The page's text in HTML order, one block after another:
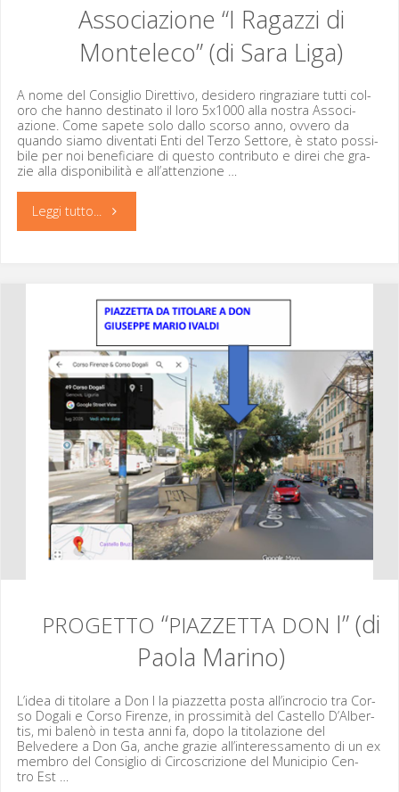
Associazione “I Ragazzi di
Monteleco” (di Sara Liga)
A nome del Con­siglio Diret­ti­vo, desidero ringraziare tut­ti col­
oro che han­no des­ti­na­to il loro 5x1000 alla nos­tra Asso­ci­
azione. Come sapete solo dal­lo scor­so anno, ovvero da
quan­do siamo diven­tati Enti del Ter­zo Set­tore, è sta­to pos­si­
bile per noi ben­e­fi­cia­re di questo con­trib­u­to e direi che gra­
zie alla disponi­bil­ità e all’attenzione …
Leggi tutto... "Associazione
di
Monteleco”
(di
Sara Liga)"
PROGETTO “PIAZZETTA DON I” (di
Paola Marino)
L’idea di tito­lare a Don I la piazzetta pos­ta all’in­cro­cio tra Cor­
so Dogali e Cor­so Firen­ze, in prossim­ità del Castel­lo D’Al­ber­
tis, mi balenò in tes­ta anni fa, dopo la tito­lazione del
Belvedere a Don Ga, anche gra­zie all’in­ter­es­sa­men­to di un ex
mem­bro del Con­siglio di Cir­co­scrizione del Munici­pio Cen­
tro Est …